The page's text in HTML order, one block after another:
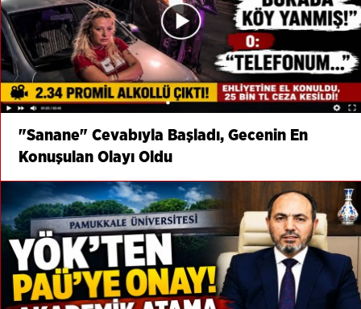
"Sanane" Cevabıyla Başladı, Gecenin En
Konuşulan Olayı Oldu